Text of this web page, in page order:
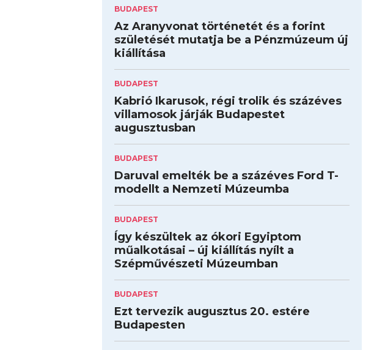
BUDAPEST
Az Aranyvonat történetét és a forint
születését mutatja be a Pénzmúzeum új
kiállítása
BUDAPEST
Kabrió Ikarusok, régi trolik és százéves
villamosok járják Budapestet
augusztusban
BUDAPEST
Daruval emelték be a százéves Ford T-
modellt a Nemzeti Múzeumba
BUDAPEST
Így készültek az ókori Egyiptom
műalkotásai – új kiállítás nyílt a
Szépművészeti Múzeumban
BUDAPEST
Ezt tervezik augusztus 20. estére
Budapesten